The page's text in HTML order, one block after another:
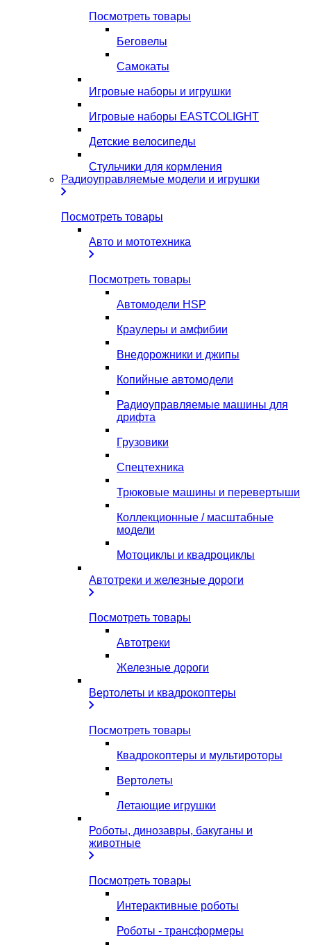
Посмотреть товары
Беговелы
Самокаты
Игровые наборы и игрушки
Игровые наборы EASTCOLIGHT
Детские велосипеды
Стульчики для кормления
Радиоуправляемые модели и игрушки
Посмотреть товары
Авто и мототехника
Посмотреть товары
Автомодели HSP
Краулеры и амфибии
Внедорожники и джипы
Копийные автомодели
Радиоуправляемые машины для
дрифта
Грузовики
Спецтехника
Трюковые машины и перевертыши
Коллекционные / масштабные
модели
Мотоциклы и квадроциклы
Автотреки и железные дороги
Посмотреть товары
Автотреки
Железные дороги
Вертолеты и квадрокоптеры
Посмотреть товары
Квадрокоптеры и мультироторы
Вертолеты
Летающие игрушки
Роботы, динозавры, бакуганы и
животные
Посмотреть товары
Интерактивные роботы
Роботы - трансформеры